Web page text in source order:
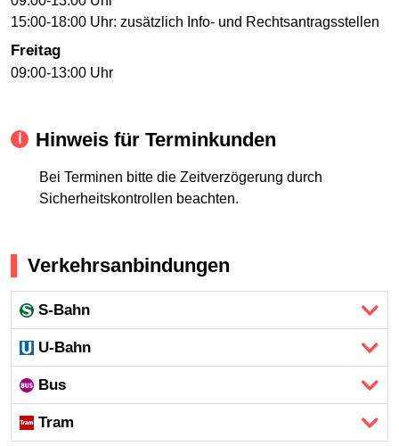
15:00-18:00 Uhr: zusätzlich Info- und Rechtsantragsstellen
Freitag
09:00-13:00 Uhr
Hinweis für Terminkunden
Bei Terminen bitte die Zeitverzögerung durch
Sicherheitskontrollen beachten.
Verkehrsanbindungen
S-Bahn
U-Bahn
Bus
Tram